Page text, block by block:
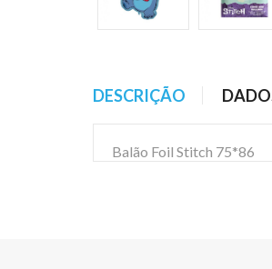
DESCRIÇÃO
Balão Foil Stitch 75*86